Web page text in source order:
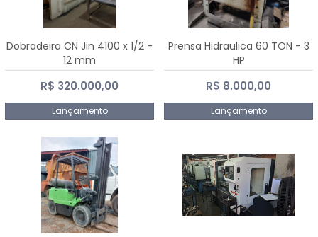
Dobradeira CN Jin 4100 x 1/2 -
12 mm
R$ 320.000,00
Lançamento
Prensa Hidraulica 60 TON - 3
HP
R$ 8.000,00
Lançamento